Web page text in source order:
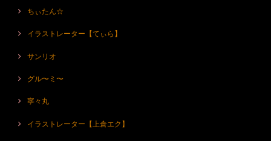
ちぃたん☆
イラストレーター【てぃら】
サンリオ
グル〜ミ〜
寧々丸
イラストレーター【上倉エク】